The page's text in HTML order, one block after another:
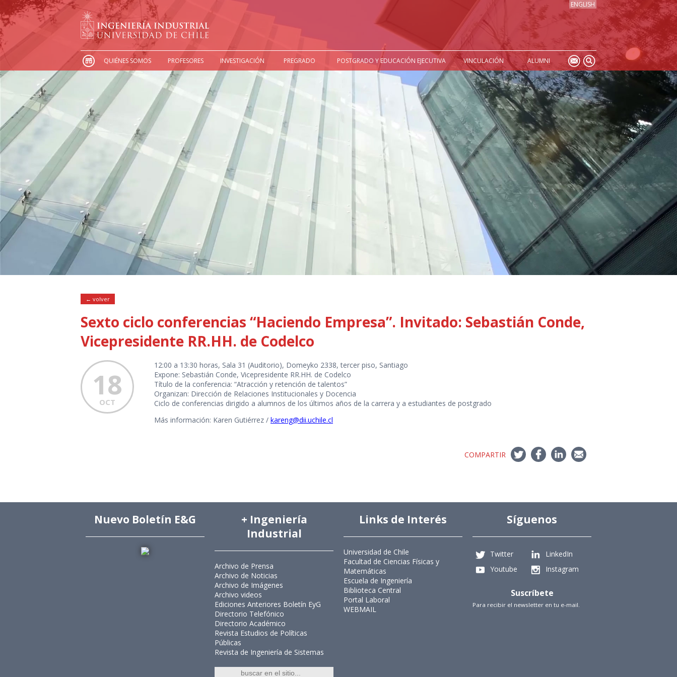
ENGLISH
QUIÉNES SOMOS PROFESORES INVESTIGACIÓN PREGRADO POSTGRADO Y EDUCACIÓN EJECUTIVA VINCULACIÓN ALUMNI
← volver
Sexto ciclo conferencias “Haciendo Empresa”. Invitado: Sebastián Conde,
Vicepresidente RR.HH. de Codelco
18
OCT
12:00 a 13:30 horas, Sala 31 (Auditorio), Domeyko 2338, tercer piso, Santiago
Expone: Sebastián Conde, Vicepresidente RR.HH. de Codelco
Título de la conferencia: “Atracción y retención de talentos”
Organizan: Dirección de Relaciones Institucionales y Docencia
Ciclo de conferencias dirigido a alumnos de los últimos años de la carrera y a estudiantes de postgrado
Más información: Karen Gutiérrez / kareng@dii.uchile.cl
COMPARTIR
Nuevo Boletín E&G
+ Ingeniería
Industrial
Archivo de Prensa
Archivo de Noticias
Archivo de Imágenes
Archivo videos
Ediciones Anteriores Boletín EyG
Directorio Telefónico
Directorio Académico
Revista Estudios de Políticas
Públicas
Revista de Ingeniería de Sistemas
Links de Interés
Universidad de Chile
Facultad de Ciencias Físicas y
Matemáticas
Escuela de Ingeniería
Biblioteca Central
Portal Laboral
WEBMAIL
Síguenos
Twitter
LinkedIn
Youtube
Instagram
Suscríbete
Para recibir el newsletter en tu e-mail.